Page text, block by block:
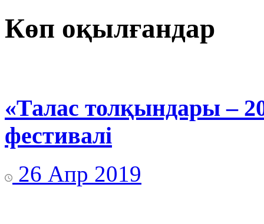
Көп оқылғандар
«Талас толқындары –
фестивалі
26 Апр 2019